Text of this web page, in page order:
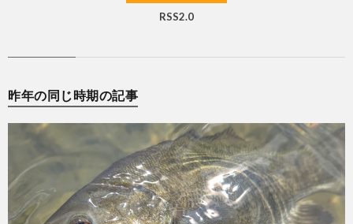
RSS2.0
昨年の同じ時期の記事